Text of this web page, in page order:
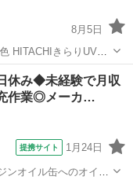
8月5日
プ
休み◆未経験で月収
作業◎メーカ…
提携サイト 1月24日
オイル缶へのオイル